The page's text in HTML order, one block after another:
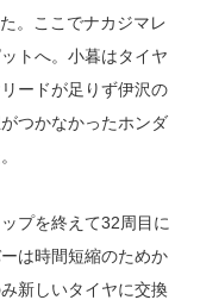
。ここでナカジマレ
トへ。小暮はタイヤ
ードが足りず伊沢の
つかなかったホンダ
プを終えて32周目に
は時間短縮のためか
新しいタイヤに交換